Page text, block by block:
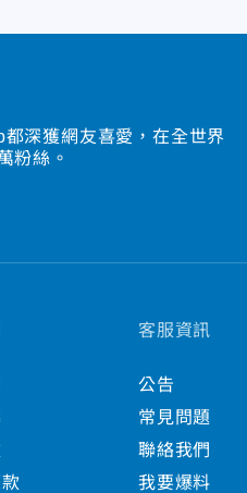
深獲網友喜愛，在全世界
粉絲。
客服資訊
公告
常見問題
聯絡我們
我要爆料